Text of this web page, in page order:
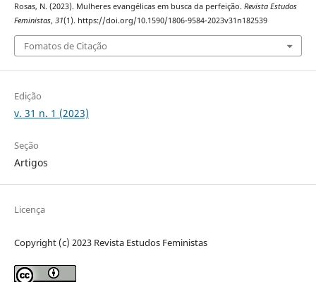
Rosas, N. (2023). Mulheres evangélicas em busca da perfeição. Revista Estudos
Feministas, 31(1). https://doi.org/10.1590/1806-9584-2023v31n182539
Fomatos de Citação
Edição
v. 31 n. 1 (2023)
Seção
Artigos
Licença
Copyright (c) 2023 Revista Estudos Feministas